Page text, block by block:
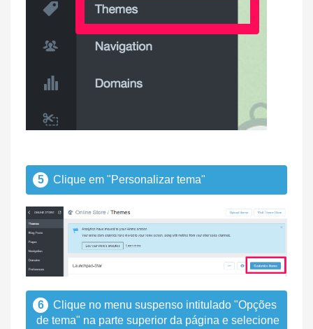
5 Clique em "Personalizar tema"
6
Clique no menu suspenso intitulado "Opções
de tema" na parte superior da página e selecione